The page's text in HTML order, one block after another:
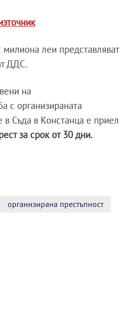
леи представляват
ДДС.
на
с организираната
в Съда в Констанца е приел
за срок от 30 дни.
организирана престъпност